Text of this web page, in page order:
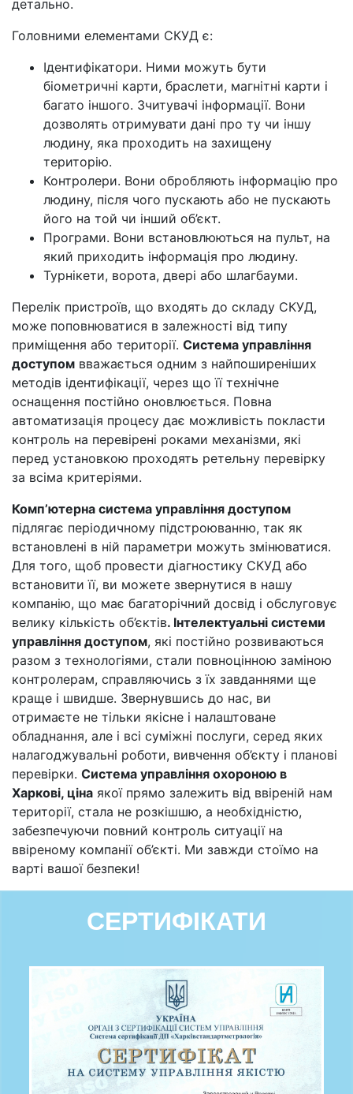
детально.
Головними елементами СКУД є:
Ідентифікатори. Ними можуть бути
біометричні карти, браслети, магнітні карти і
багато іншого. Зчитувачі інформації. Вони
дозволять отримувати дані про ту чи іншу
людину, яка проходить на захищену
територію.
Контролери. Вони обробляють інформацію про
людину, після чого пускають або не пускають
його на той чи інший об’єкт.
Програми. Вони встановлюються на пульт, на
який приходить інформація про людину.
Турнікети, ворота, двері або шлагбауми.
Перелік пристроїв, що входять до складу СКУД,
може поповнюватися в залежності від типу
приміщення або території. Система управління
доступом вважається одним з найпоширеніших
методів ідентифікації, через що її технічне
оснащення постійно оновлюється. Повна
автоматизація процесу дає можливість покласти
контроль на перевірені роками механізми, які
перед установкою проходять ретельну перевірку
за всіма критеріями.
Комп’ютерна система управління доступом
підлягає періодичному підстроюванню, так як
встановлені в ній параметри можуть змінюватися.
Для того, щоб провести діагностику СКУД або
встановити її, ви можете звернутися в нашу
компанію, що має багаторічний досвід і обслуговує
велику кількість об’єктів. Інтелектуальні системи
управління доступом, які постійно розвиваються
разом з технологіями, стали повноцінною заміною
контролерам, справляючись з їх завданнями ще
краще і швидше. Звернувшись до нас, ви
отримаєте не тільки якісне і налаштоване
обладнання, але і всі суміжні послуги, серед яких
налагоджувальні роботи, вивчення об’єкту і планові
перевірки. Система управління охороною в
Харкові, ціна якої прямо залежить від ввіреній нам
території, стала не розкішшю, а необхідністю,
забезпечуючи повний контроль ситуації на
ввіреному компанії об’єкті. Ми завжди стоїмо на
варті вашої безпеки!
СЕРТИФІКАТИ